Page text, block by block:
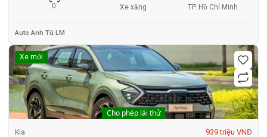
0 Xe xăng TP. Hồ Chí Minh
Auto Anh Tú LM
Xe mới
Cho phép lái thử
Kia 939 triệu VNĐ